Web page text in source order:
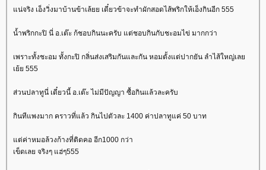
น่จริง เอ็งวิ่งมาบ้านข้าเล้ยย เดี๋ยวข้าจะทำผักสอดไส้พริกให้เอ็งกินอีก 555
น้ำพริกกะปิ นี่ อ.เต๊ะ ก้ชอบกินนะครับ แต่ชอบกินกับชะอมไข่ มากกว่า
เพราะทั้งชะอม ทั้งกะปิ กลิ่นส่งเสริมกันและกัน หอมตั้งแต่ปากยัน ลำไส้ใหญ่เล
เย้ย 555
ส่วนปลาทูนี่ เดี๋ยวนี้ อ.เต๊ะ ไม่มีปัญญา ซื้อกินแล้วละครับ
กินทีแพงมาก คราวที่แล้ว กินไปตัวละ 1400 ค่าปลาทูแค่ 50 บาท
ต่ค่าหมอล้วงก้างที่ติดคอ อีก1000 กว่า
เข็ดเลย จริงๆ แฮ่ๆ555